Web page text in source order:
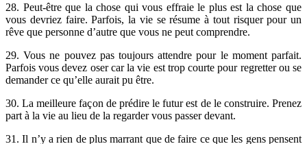
28. Peut-être que la chose qui vous effraie le plus est la chose que
vous devriez faire. Parfois, la vie se résume à tout risquer pour un
rêve que personne d’autre que vous ne peut comprendre.
29. Vous ne pouvez pas toujours attendre pour le moment parfait.
Parfois vous devez oser car la vie est trop courte pour regretter ou se
demander ce qu’elle aurait pu être.
30. La meilleure façon de prédire le futur est de le construire. Prenez
part à la vie au lieu de la regarder vous passer devant.
31. Il n’y a rien de plus marrant que de faire ce que les gens pensent